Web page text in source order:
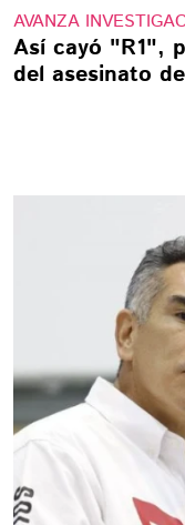
AVANZA
Así cayó "R1",
del asesinato